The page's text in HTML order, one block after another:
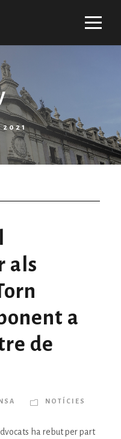
2021
als
a
de
NOTÍCIES
ha rebut per part